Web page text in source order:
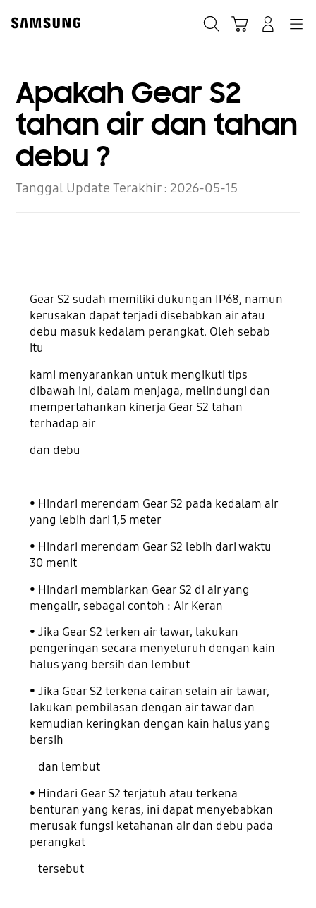
content
Apakah Gear S2
tahan air dan tahan
debu ?
Tanggal Update Terakhir :2026-05-15
Gear S2 sudah memiliki dukungan IP68, namun
kerusakan dapat terjadi disebabkan air atau
debu masuk kedalam perangkat. Oleh sebab
itu
kami menyarankan untuk mengikuti tips
dibawah ini, dalam menjaga, melindungi dan
mempertahankan kinerja Gear S2 tahan
terhadap air
dan debu
• Hindari merendam Gear S2 pada kedalam air
yang lebih dari 1,5 meter
• Hindari merendam Gear S2 lebih dari waktu
30 menit
• Hindari membiarkan Gear S2 di air yang
mengalir, sebagai contoh : Air Keran
• Jika Gear S2 terken air tawar, lakukan
pengeringan secara menyeluruh dengan kain
halus yang bersih dan lembut
• Jika Gear S2 terkena cairan selain air tawar,
lakukan pembilasan dengan air tawar dan
kemudian keringkan dengan kain halus yang
bersih
dan lembut
• Hindari Gear S2 terjatuh atau terkena
benturan yang keras, ini dapat menyebabkan
merusak fungsi ketahanan air dan debu pada
perangkat
tersebut